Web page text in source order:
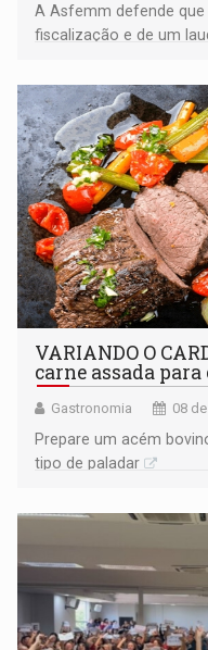
A Asfemm defende
fiscalização e de um
VARIANDO O
carne assada
Gastronomia 08
Prepare um acém
tipo de paladar